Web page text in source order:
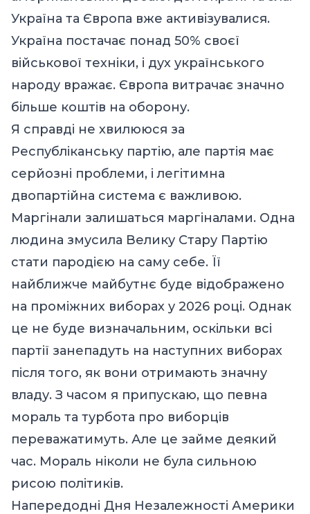
Україна та Європа вже активізувалися.
Україна постачає понад 50% своєї
військової техніки, і дух українського
народу вражає. Європа витрачає значно
більше коштів на оборону.
Я справді не хвилююся за
Республіканську партію, але партія має
серйозні проблеми, і легітимна
двопартійна система є важливою.
Маргінали залишаться маргіналами. Одна
людина змусила Велику Стару Партію
стати пародією на саму себе. Її
найближче майбутнє буде відображено
на проміжних виборах у 2026 році. Однак
це не буде визначальним, оскільки всі
партії занепадуть на наступних виборах
після того, як вони отримають значну
владу. З часом я припускаю, що певна
мораль та турбота про виборців
переважатимуть. Але це займе деякий
час. Мораль ніколи не була сильною
рисою політиків.
Напередодні Дня Незалежності Америки